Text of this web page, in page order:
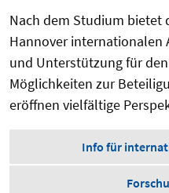
Nach dem Studium bietet
Hannover
und Unterstützung für
Möglichkeiten zur
eröffnen vielfältige
Info für